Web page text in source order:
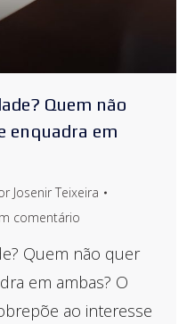
Quem não
enquadra em
Josenir Teixeira
comentário
Quem não quer
em ambas? O
ao interesse